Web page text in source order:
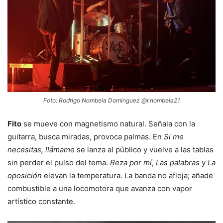
Foto: Rodrigo Nombela Dominguez @r.nombela21
Fito se mueve con magnetismo natural. Señala con la
guitarra, busca miradas, provoca palmas. En Si me
necesitas, llámame se lanza al público y vuelve a las tablas
sin perder el pulso del tema. Reza por mí, Las palabras y La
oposición elevan la temperatura. La banda no afloja; añade
combustible a una locomotora que avanza con vapor
artístico constante.